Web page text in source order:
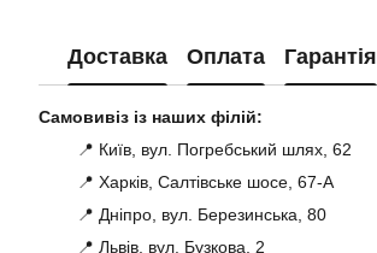
Доставка Оплата Гарантія
Самовивіз із наших філій:
📍 Київ, вул. Погребський шлях, 62
📍 Харків, Салтівське шосе, 67-А
📍 Дніпро, вул. Березинська, 80
📍 Львів, вул. Бузкова, 2